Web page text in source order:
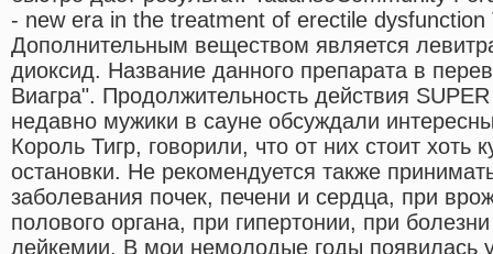
- new era in the treatment of erectile
Дополнительным веществом является
диоксид. Название данного препарата в
Виагра". Продолжительность действия
недавно мужики в сауне обсуждали
Король Тигр, говорили, что от них стоит хоть
остановки. Не рекомендуется также
заболевания почек, печени и сердца, при
полового органа, при гипертонии, при
лейкемии. В мои немолодые годы появилась